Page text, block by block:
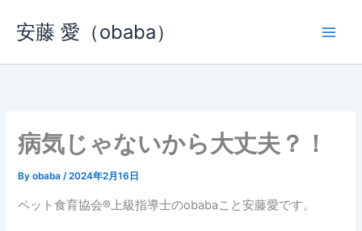
ス
安藤 愛（obaba）
病気じゃないから大丈夫？！
Byobaba/2024年2月16日
ペット食育協会®︎上級指導士のobabaこと安藤愛です。